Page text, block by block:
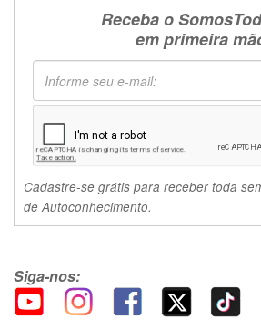
Receba o
em primeira
Cadastre-se grátis para receber toda
de Autoconhecimento.
Siga-nos: